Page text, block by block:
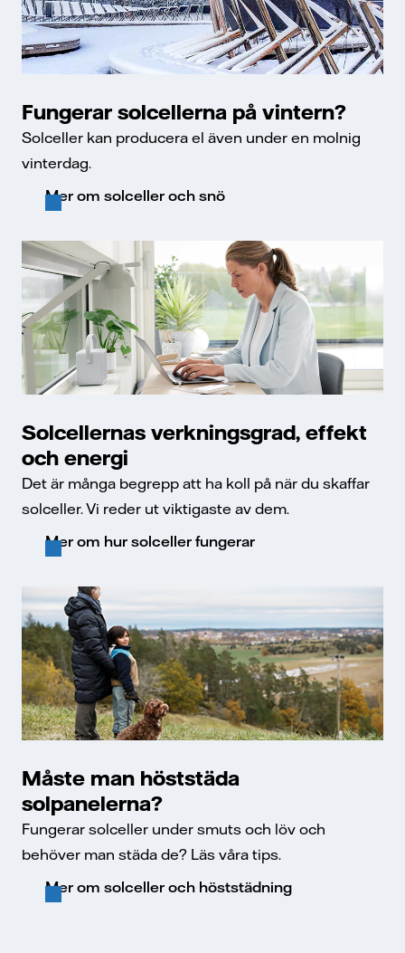
Fungerar solcellerna på vintern?
Solceller kan producera el även under en molnig
vinterdag.
Mer om solceller och snö
Solcellernas verkningsgrad, effekt
och energi
Det är många begrepp att ha koll på när du skaffar
solceller. Vi reder ut viktigaste av dem.
Mer om hur solceller fungerar
Måste man höststäda
solpanelerna?
Fungerar solceller under smuts och löv och
behöver man städa de? Läs våra tips.
Mer om solceller och höststädning